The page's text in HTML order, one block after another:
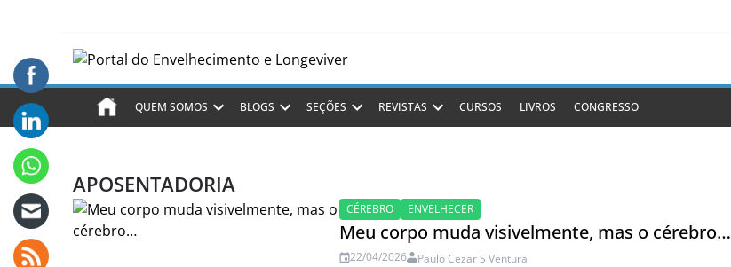
QUEM SOMOS BLOGS SEÇÕES REVISTAS CURSOS LIVROS CONGRESSO
APOSENTADORIA
CÉREBRO ENVELHECER
Meu corpo muda visivelmente, mas o cérebro…
22/04/2026 Paulo Cezar S Ventura